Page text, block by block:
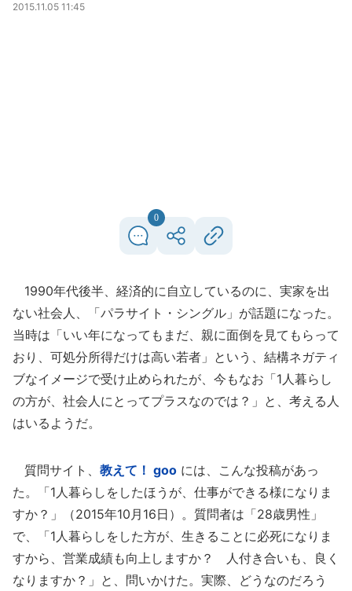
2015.11.05 11:45
0
1990年代後半、経済的に自立しているのに、実家を出
ない社会人、「パラサイト・シングル」が話題になった。
当時は「いい年になってもまだ、親に面倒を見てもらって
おり、可処分所得だけは高い若者」という、結構ネガティ
ブなイメージで受け止められたが、今もなお「1人暮らし
の方が、社会人にとってプラスなのでは？」と、考える人
はいるようだ。
質問サイト、 教えて！ goo には、こんな投稿があっ
た。「1人暮らしをしたほうが、仕事ができる様になりま
すか？」（2015年10月16日）。質問者は「28歳男性」
で、「1人暮らしをした方が、生きることに必死になりま
すから、営業成績も向上しますか？ 人付き合いも、良く
なりますか？」と、問いかけた。実際、どうなのだろう